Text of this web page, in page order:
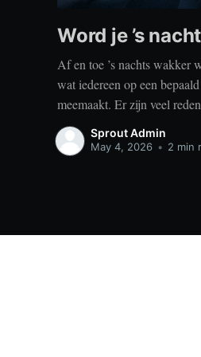
Word je ’s
Af en toe ’s nachts wakker
wat iedereen op een
meemaakt. Er zijn veel
worden, zoals stress, naar
of medische aandoeningen
Sprout Admin
May 4, 2026 • 2 min